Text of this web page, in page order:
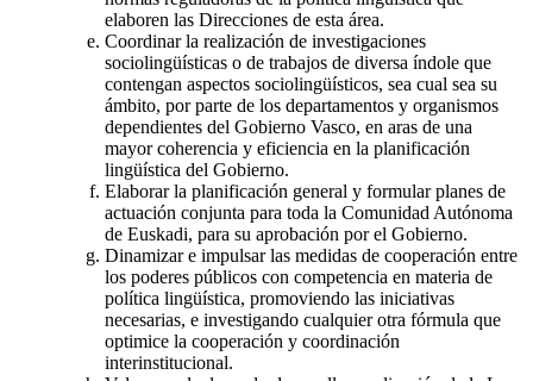
elaboren las Direcciones de esta área.
Coordinar la realización de investigaciones
sociolingüísticas o de trabajos de diversa índole que
contengan aspectos sociolingüísticos, sea cual sea su
ámbito, por parte de los departamentos y organismos
dependientes del Gobierno Vasco, en aras de una
mayor coherencia y eficiencia en la planificación
lingüística del Gobierno.
Elaborar la planificación general y formular planes de
actuación conjunta para toda la Comunidad Autónoma
de Euskadi, para su aprobación por el Gobierno.
Dinamizar e impulsar las medidas de cooperación entre
los poderes públicos con competencia en materia de
política lingüística, promoviendo las iniciativas
necesarias, e investigando cualquier otra fórmula que
optimice la cooperación y coordinación
interinstitucional.